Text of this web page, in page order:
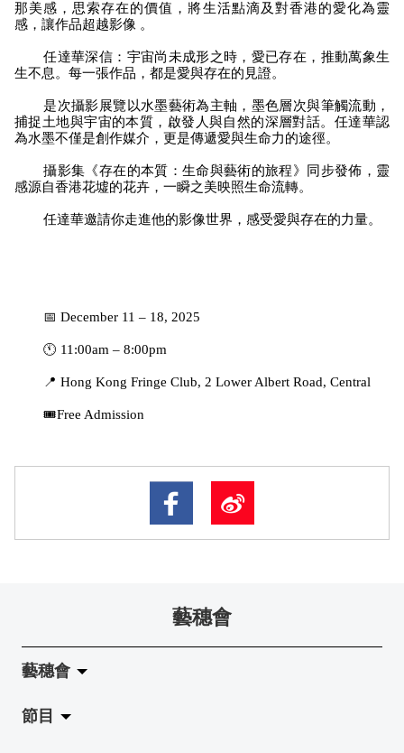
那美感，思索存在的價值，將生活點滴及對香港的愛化為靈
感，讓作品超越影像 。
	任達華深信：宇宙尚未成形之時，愛已存在，推動萬象生
生不息。每一張作品，都是愛與存在的見證。
	是次攝影展覽以水墨藝術為主軸，墨色層次與筆觸流動，
捕捉土地與宇宙的本質，啟發人與自然的深層對話。任達華認
為水墨不僅是創作媒介，更是傳遞愛與生命力的途徑。
	攝影集《存在的本質：生命與藝術的旅程》同步發佈，靈
感源自香港花墟的花卉，一瞬之美映照生命流轉。
	任達華邀請你走進他的影像世界，感受愛與存在的力量。
	📅 December 11 – 18, 2025
	🕚 11:00am – 8:00pm
	📍 Hong Kong Fringe Club, 2 Lower Albert Road, Central
	🎟️Free Admission
藝穗會
藝穗會
關於藝穗會
節目